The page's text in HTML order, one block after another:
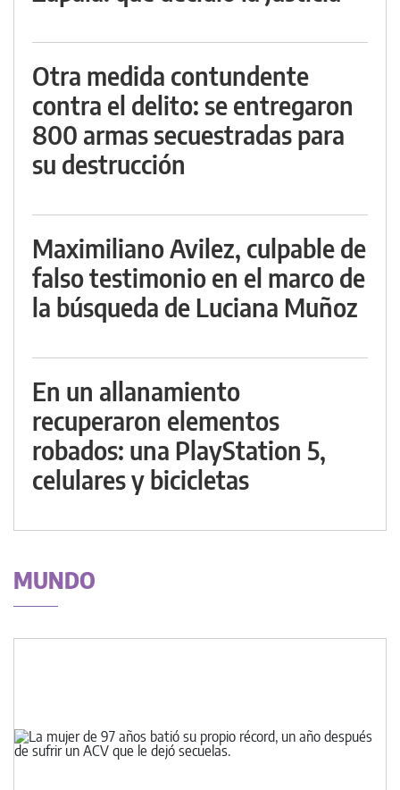
Otra medida contundente
contra el delito: se entregaron
800 armas secuestradas para
su destrucción
Maximiliano Avilez, culpable de
falso testimonio en el marco de
la búsqueda de Luciana Muñoz
En un allanamiento
recuperaron elementos
robados: una PlayStation 5,
celulares y bicicletas
MUNDO